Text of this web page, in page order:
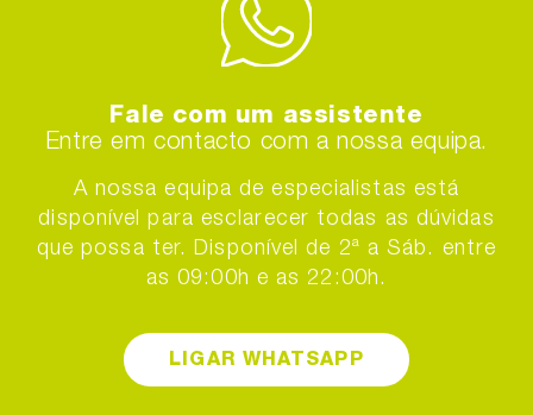
Fale com um assistente
Entre em contacto com a nossa equipa.
A nossa equipa de especialistas está
disponível para esclarecer todas as dúvidas
que possa ter. Disponível de 2ª a Sáb. entre
as 09:00h e as 22:00h.
LIGAR WHATSAPP